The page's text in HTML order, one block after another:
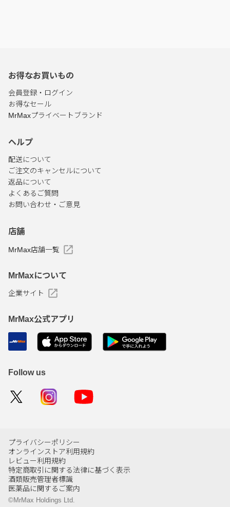
お得なお買いもの
会員登録・ログイン
お得なセール
MrMaxプライベートブランド
ヘルプ
配送について
ご注文のキャンセルについて
返品について
よくあるご質問
お問い合わせ・ご意見
店舗
MrMax店舗一覧
MrMaxについて
企業サイト
MrMax公式アプリ
Follow us
プライバシーポリシー
オンラインストア利用規約
レビュー利用規約
特定商取引に関する法律に基づく表示
酒類販売管理者標識
医薬品に関するご案内
©MrMax Holdings Ltd.